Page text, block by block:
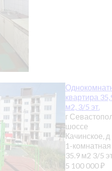
квартира
м2, 3/5 эт.
г
шоссе
Качинское, д
1-комнатная
35.9 м2 3/5
5 100 000₽